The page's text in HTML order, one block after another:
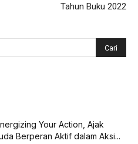
Tahun Buku 2022
Your Action, Ajak
Berperan Aktif dalam Aksi...